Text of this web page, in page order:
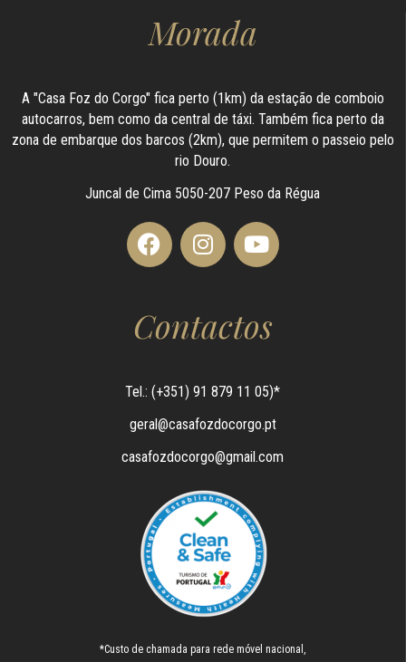
Morada
A "Casa Foz do Corgo" fica perto (1km) da estação de comboio
autocarros, bem como da central de táxi. Também fica perto da
zona de embarque dos barcos (2km), que permitem o passeio pelo
rio Douro.
Juncal de Cima 5050-207 Peso da Régua
Contactos
Tel.: (+351) 91 879 11 05)*
geral@casafozdocorgo.pt
casafozdocorgo@gmail.com
*Custo de chamada para rede móvel nacional,